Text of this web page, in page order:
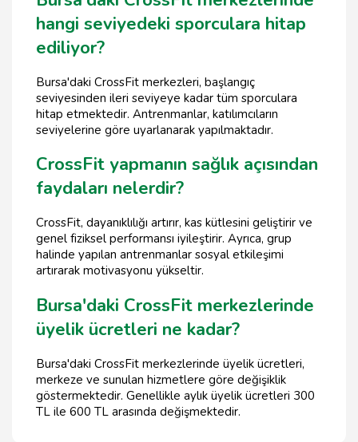
hangi seviyedeki sporculara hitap
ediliyor?
Bursa'daki CrossFit merkezleri, başlangıç
seviyesinden ileri seviyeye kadar tüm sporculara
hitap etmektedir. Antrenmanlar, katılımcıların
seviyelerine göre uyarlanarak yapılmaktadır.
CrossFit yapmanın sağlık açısından
faydaları nelerdir?
CrossFit, dayanıklılığı artırır, kas kütlesini geliştirir ve
genel fiziksel performansı iyileştirir. Ayrıca, grup
halinde yapılan antrenmanlar sosyal etkileşimi
artırarak motivasyonu yükseltir.
Bursa'daki CrossFit merkezlerinde
üyelik ücretleri ne kadar?
Bursa'daki CrossFit merkezlerinde üyelik ücretleri,
merkeze ve sunulan hizmetlere göre değişiklik
göstermektedir. Genellikle aylık üyelik ücretleri 300
TL ile 600 TL arasında değişmektedir.